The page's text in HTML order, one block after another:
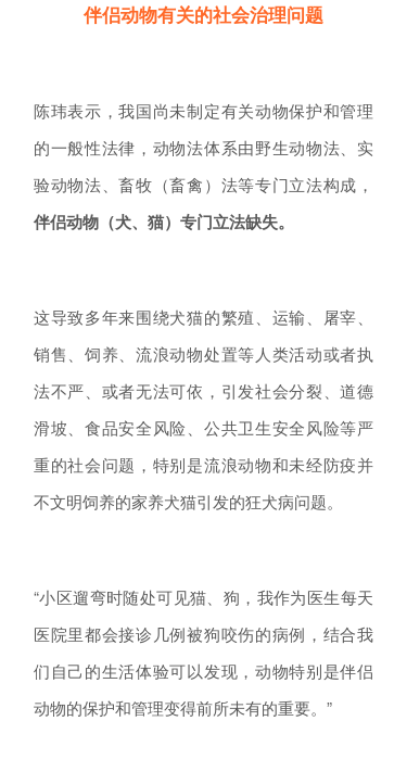
伴侣动物有关的社会治理问题
陈玮表示，我国尚未制定有关动物保护和管理
的一般性法律，动物法体系由野生动物法、实
验动物法、畜牧（畜禽）法等专门立法构成，
伴侣动物（犬、猫）专门立法缺失。
这导致多年来围绕犬猫的繁殖、运输、屠宰、
销售、饲养、流浪动物处置等人类活动或者执
法不严、或者无法可依，引发社会分裂、道德
滑坡、食品安全风险、公共卫生安全风险等严
重的社会问题，特别是流浪动物和未经防疫并
不文明饲养的家养犬猫引发的狂犬病问题。
“小区遛弯时随处可见猫、狗，我作为医生每天
医院里都会接诊几例被狗咬伤的病例，结合我
们自己的生活体验可以发现，动物特别是伴侣
动物的保护和管理变得前所未有的重要。”